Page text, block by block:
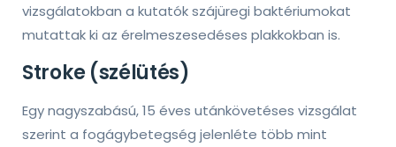
vizsgálatokban a kutatók szájüregi baktériumokat
mutattak ki az érelmeszesedéses plakkokban is.
Stroke (szélütés)
Egy nagyszabású, 15 éves utánkövetéses vizsgálat
szerint a fogágybetegség jelenléte több mint